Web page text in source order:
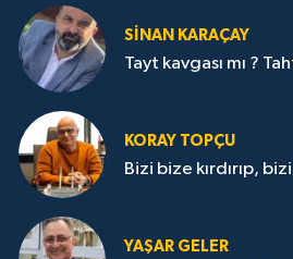
SİNAN KARAÇAY
Tayt kavgası mı ?
KORAY TOPÇU
Bizi bize kırdırıp,
YAŞAR GELER